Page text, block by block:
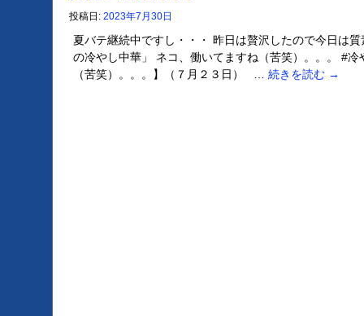
投稿日: 2023年7月30日
夏バテ継続中ですし・・・ 昨日は贅沢したので今日は
の冷やし中華」 ネコ、働いてますね（苦笑）。。。 #
（苦笑）。。。】（７月２３日） … 続きを読む →